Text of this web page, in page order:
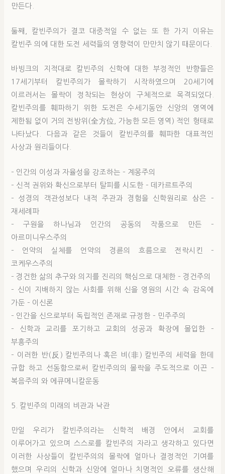
만든다.
둘째, 칼빈주의가 결코 대중적일 수 없는 또 한 가지 이유는
칼빈주 의에 대한 도전 세력들의 영향력이 만만치 않기 때문이다.
바빙크의 지적대로 칼빈주의 신학에 대한 부정적인 반향들은
17세기부터 칼빈주의가 몰락하기 시작하였으며 20세기에
이르러서는 몰락이 정착되는 현상이 구체적으로 목격되었다.
칼빈주의를 훼파하기 위한 도전은 수세기동안 신앙의 영역에
제한됨 없이 거의 전방위(全方位, 가능한 모든 영역) 적인 형태로
나타났다. 다음과 같은 것들이 칼빈주의를 훼파한 대표적인
사상과 원리들이다.
– 인간의 이성과 자율성을 강조하는 – 계몽주의
– 신적 권위와 확신으로부터 탈피를 시도한 – 데카르트주의
– 성경의 객관성보다 내적 주관과 경험을 신학원리로 삼은 –
재세례파
– 구원을 하나님과 인간의 공동의 작품으로 만든 –
아르미니우스주의
– 언약의 실체를 언약의 경륜의 흐름으로 전락시킨 –
코케우스주의
– 경건한 삶의 추구와 의지를 진리의 핵심으로 대체한 – 경건주의
– 신이 지배하지 않는 사회를 위해 신을 영원의 시간 속 감옥에
가둔 – 이신론
– 인간을 신으로부터 독립적인 존재로 규정한 – 민주주의
– 신학과 교리를 포기하고 교회의 성공과 확장에 몰입한 –
부흥주의
– 이러한 반(反) 칼빈주의나 혹은 비(非) 칼빈주의 세력을 한데
규합 하고 선동함으로써 칼빈주의의 몰락을 주도적으로 이끈 –
복음주의 와 에큐메니칼운동
5. 칼빈주의 미래의 비관과 낙관
만일 우리가 칼빈주의라는 신학적 배경 안에서 교회를
이루어가고 있으며 스스로를 칼빈주의 자라고 생각하고 있다면
이러한 사상들이 칼빈주의의 몰락에 얼마나 결정적인 기여를
했으며 우리의 신학과 신앙에 얼마나 치명적인 오류를 생산해